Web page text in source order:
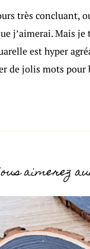
très concluant,
j’aimerai. Mais
est hyper
de jolis mots
aimerez